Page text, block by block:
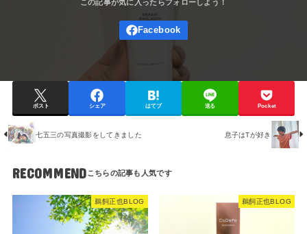
ポスト シェア はてブ 送る Pocket
七五三の写真撮影をしてきました 息子はTが好き
RECOMMEND
鵜飼正也BLOG 鵜飼正也BLOG